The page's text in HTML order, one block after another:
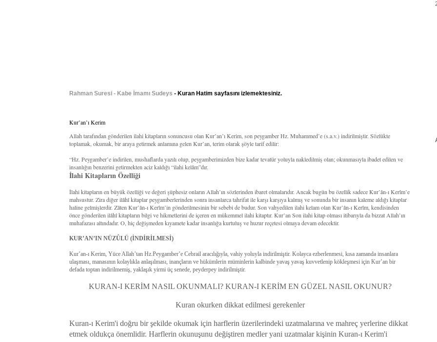
Rahman Suresi - Kabe İmamı Sudeys - Kuran Hatim sayfasını izlemektesiniz.
Kur’an’ı Kerim
Allah tarafından gönderilen ilahi kitapların sonuncusu olan Kur’an’ı Kerim, son peygamber Hz. Muhammed’e (s.a.v.) indirilmiştir. Sözlükte
toplamak, okumak, bir araya getirmek anlamına gelen Kur’an, terim olarak şöyle tarif edilir:
“Hz. Peygamber’e indirilen, mushaflarda yazılı olup, peygamberimizden bize kadar tevatür yoluyla nakledilmiş olan; okunmasıyla ibadet edilen ve
insanlığın benzerini getirmekten aciz kaldığı “ilahi kelâm”dır.
İlahi Kitapların Özelliği
İlahi kitapların en büyük özelliği ve değeri şüphesiz onların Allah’ın sözlerinden ibaret olmalarıdır. Ancak bugün bu özellik sadece Kur’ân-ı Kerîm’e
mahsustur. Zira diğer ilâhî kitaplar peygamberlerinden sonra insanlarca tahrifat ile karşı karşıya kalmış ve sonunda bir insanın kaleme aldığı kitaplar
haline gelmişlerdir. Zâten Kur’ân-ı Kerîm’in gönderilmesinin bir sebebi de budur. Son vahyedilen ilahi kelam olan Kur’ân-ı Kerîm, kendisinden
önce gönderilen ilâhî kitapların bilgi ve hikmetlerini de içeren en mükemmel ilahi kitaptır. Kur’an Son ilahi kitap olması itibarıyla da bizzat Allah’ın
muhafazası altındadır. O, hiç değişmeden kıyamete kadar insanlığa kurtuluş ve huzur reçetesi olmaya devam edecektir.
KUR’AN’IN NÜZÛLÜ (İNDİRİLMESİ)
Kur’an-ı Kerim, Yüce Allah’tan Hz.Peygamber’e Cebrail aracılığıyla, vahiy yoluyla indirilmiştir. Kolayca ezberlenmesi, kısa zamanda insanlara
ulaşması, manasının kolaylıkla anlaşılması, inançların ve hükümlerin müminlerin kalbinde yavaş yavaş kuvvetlenip kökleşmesi için Kur’an bir
defada toptan indirilmemiş, yaklaşık yirmi üç senede, peyderpey indirilmiştir.
KURAN-I KERİM NASIL OKUNMALI? KURAN-I KERİM EN GÜZEL NASIL OKUNUR?
Kuran okurken dikkat edilmesi gerekenler
Kuran-ı Kerim'i doğru bir şekilde okumak için harflerin üzerilerindeki uzatmalarına ve mahreç yerlerine dikkat
etmek oldukça önemlidir. Harflerin okunuşunu değiştiren medler yani uzatmalar kişinin Kuran-ı Kerim'i